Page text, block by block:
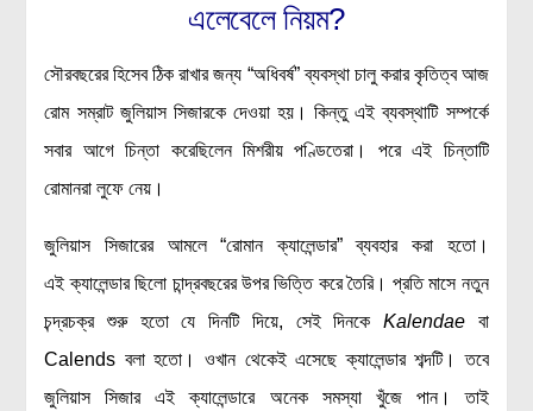
এলেবেলে নিয়ম?
সৌরবছরের হিসেব ঠিক রাখার জন্য “অধিবর্ষ” ব্যবস্থা চালু করার কৃতিত্ব আজ
রোম সম্রাট জুলিয়াস সিজারকে দেওয়া হয়। কিন্তু এই ব্যবস্থাটি সম্পর্কে
সবার আগে চিন্তা করেছিলেন মিশরীয় পণ্ডিতেরা। পরে এই চিন্তাটি
রোমানরা লুফে নেয়।
জুলিয়াস সিজারের আমলে “রোমান ক্যালেন্ডার” ব্যবহার করা হতো।
এই ক্যালেন্ডার ছিলো চান্দ্রবছরের উপর ভিত্তি করে তৈরি। প্রতি মাসে নতুন
চন্দ্রচক্র শুরু হতো যে দিনটি দিয়ে, সেই দিনকে Kalendaeবা
Calends বলা হতো। ওখান থেকেই এসেছে ক্যালেন্ডার শব্দটি। তবে
জুলিয়াস সিজার এই ক্যালেন্ডারে অনেক সমস্যা খুঁজে পান। তাই